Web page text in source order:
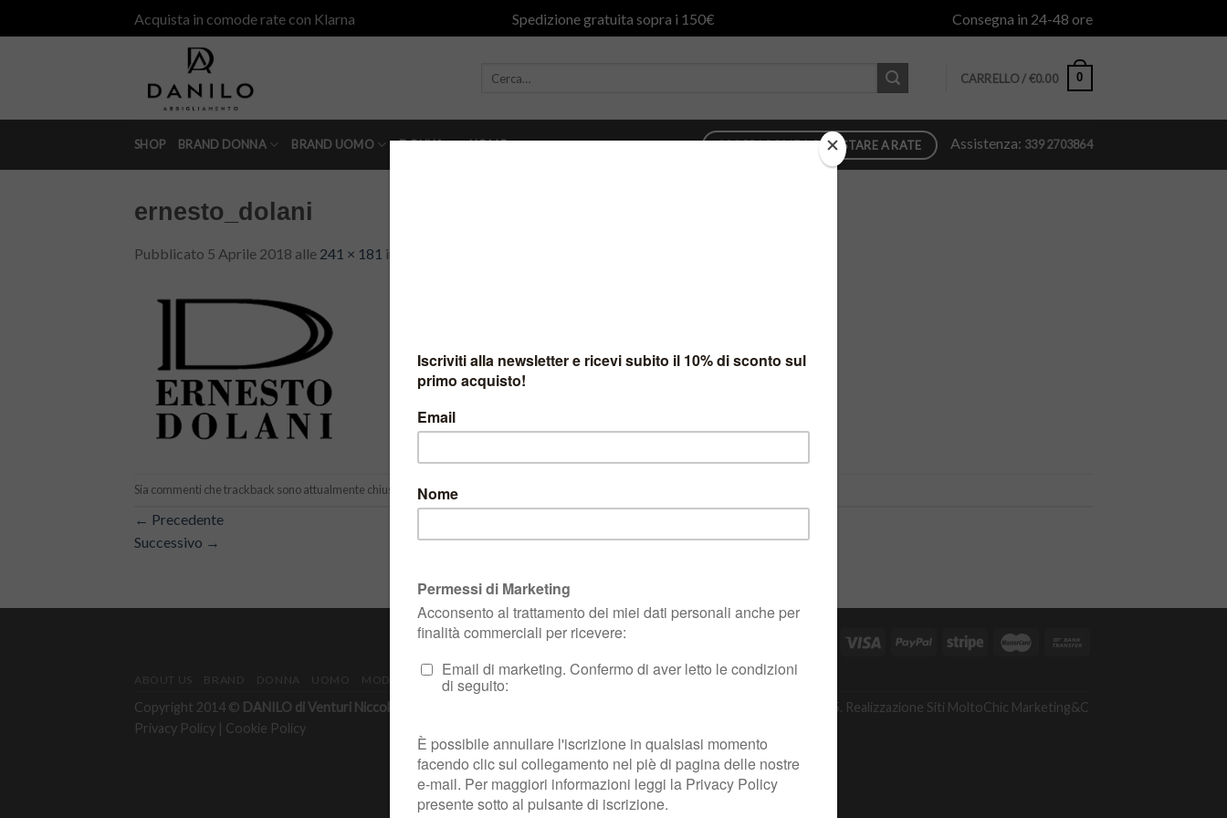
to
Acquista in comode rate con Klarna Spedizione gratuita sopra i 150€ Consegna in 24-48 ore
CARRELLO /€0.00 0
SHOP BRAND DONNA BRAND UOMO DONNA UOMO SCOPRI COME ACQUISTARE A RATE Assistenza: 339 2703864
ernesto_dolani
Pubblicato 5 Aprile 2018 alle 241 × 181 in
Sia commenti che trackback sono attualmente chiusi.
← Precedente
Successivo →
ABOUT US BRAND DONNA UOMO MODULO DI RECESSO TERMINI E CONDIZIONI KLARNA FAQ PRIVACY KLARNA
Copyright 2014 © DANILO di Venturi Niccolò & c. S.A.S. | P.zza Risorgimento, 29, Quarrata (PT) | P.IVA e CF 01401410475. Realizzazione Siti MoltoChic Marketing&C
Privacy Policy
Cookie Policy